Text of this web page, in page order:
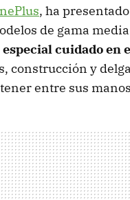
, ha
de gama
cuidado en
construcción y
entre sus